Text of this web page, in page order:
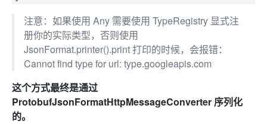
注意：如果使用 Any 需要使用 TypeRegistry 显式注
册你的实际类型，否则使用
JsonFormat.printer().print 打印的时候，会报错：
Cannot find type for url: type.googleapis.com
这个方式最终是通过
ProtobufJsonFormatHttpMessageConverter 序列化
的。